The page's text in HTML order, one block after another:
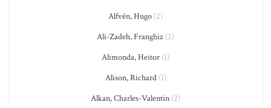
Alfvén, Hugo (2)
Ali-Zadeh, Franghiz (2)
Alimonda, Heitor (1)
Alison, Richard(1)
Alkan, Charles-Valentin (2)